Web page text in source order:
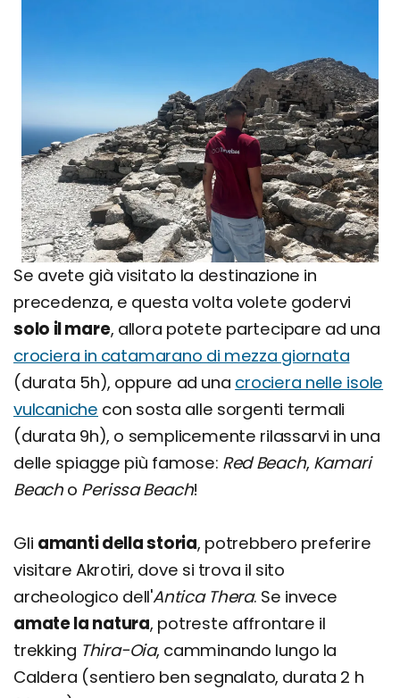
Se avete già visitato la destinazione in
precedenza, e questa volta volete godervi
solo il mare, allora potete partecipare ad una
crociera in catamarano di mezza giornata
(durata 5h), oppure ad una crociera nelle isole
vulcaniche con sosta alle sorgenti termali
(durata 9h), o semplicemente rilassarvi in una
delle spiagge più famose: Red Beach, Kamari
Beach o Perissa Beach!
Gli amanti della storia, potrebbero preferire
visitare Akrotiri, dove si trova il sito
archeologico dell'Antica Thera. Se invece
amate la natura, potreste affrontare il
trekking Thira-Oia, camminando lungo la
Caldera (sentiero ben segnalato, durata 2 h